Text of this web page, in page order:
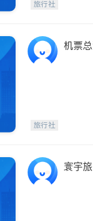
旅行社
机票
旅行社
寰宇